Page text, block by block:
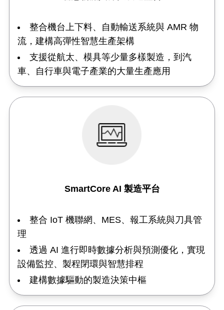
整合機台上下料、自動輸送系統與 AMR 物
流，建構高彈性智慧生產架構
支援從航太、模具等少量多樣製造，到汽
車、自行車與電子產業的大量生產應用
SmartCore AI 製造平台
整合 IoT 機聯網、MES、報工系統與刀具管
理
透過 AI 進行即時數據分析與預測優化，實現
設備監控、製程閉環與智慧排程
建構數據驅動的製造決策中樞